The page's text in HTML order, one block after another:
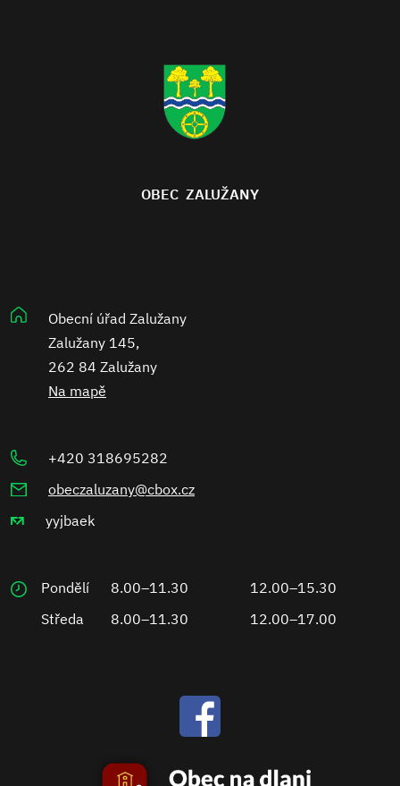
OBEC ZALUŽANY
Obecní úřad Zalužany
Zalužany 145,
262 84 Zalužany
Na mapě
+420 318695282
obeczaluzany@cbox.cz
yyjbaek
Pondělí 8.00–11.30
12.00–15.30
Středa
8.00–11.30 12.00–17.00